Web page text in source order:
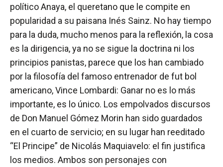
político Anaya, el queretano que le compite en
popularidad a su paisana Inés Sainz. No hay tiempo
para la duda, mucho menos para la reflexión, la cosa
es la dirigencia, ya no se sigue la doctrina ni los
principios panistas, parece que los han cambiado
por la filosofía del famoso entrenador de fut bol
americano, Vince Lombardi: Ganar no es lo más
importante, es lo único. Los empolvados discursos
de Don Manuel Gómez Morin han sido guardados
en el cuarto de servicio; en su lugar han reeditado
“El Principe” de Nicolás Maquiavelo: el fin justifica
los medios. Ambos son personajes con